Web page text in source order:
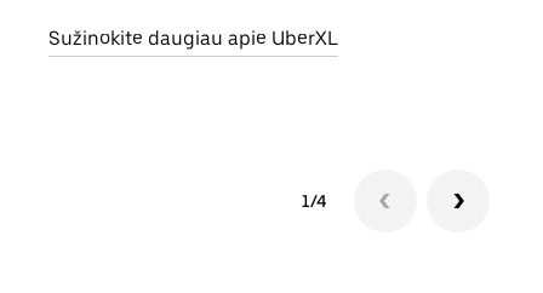
Sužinokite daugiau apie UberXL
1/4